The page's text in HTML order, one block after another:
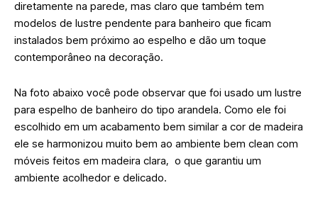
diretamente na parede, mas claro que também tem
modelos de lustre pendente para banheiro que ficam
instalados bem próximo ao espelho e dão um toque
contemporâneo na decoração.
Na foto abaixo você pode observar que foi usado um lustre
para espelho de banheiro do tipo arandela. Como ele foi
escolhido em um acabamento bem similar a cor de madeira
ele se harmonizou muito bem ao ambiente bem clean com
móveis feitos em madeira clara, o que garantiu um
ambiente acolhedor e delicado.